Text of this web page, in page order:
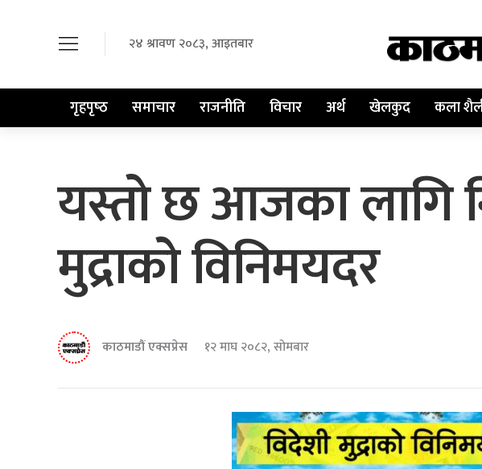
२४ श्रावण २०८३, आइतबार
गृहपृष्‍ठ समाचार राजनीति विचार अर्थ खेलकुद कला
यस्तो छ आजका लागि
मुद्राको विनिमयदर
काठमाडौं एक्सप्रेस १२ माघ २०८२, सोमबार